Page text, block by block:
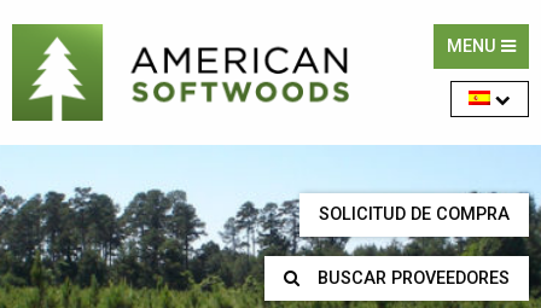
MENU
SOLICITUD DE COMPRA
BUSCAR PROVEEDORES